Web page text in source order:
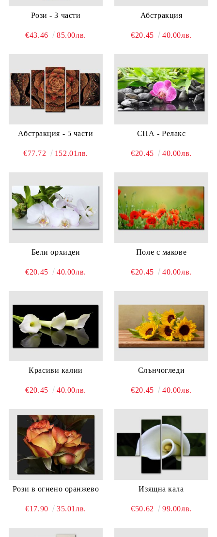
Рози - 3 части
€43.46 85.00лв.
Абстракция
€20.45 40.00лв.
Абстракция - 5 части
€77.72 152.01лв.
СПА - Релакс
€20.45 40.00лв.
Бели орхидеи
€20.45 40.00лв.
Поле с макове
€20.45 40.00лв.
Красиви калии
€20.45 40.00лв.
Слънчогледи
€20.45 40.00лв.
Рози в огнено оранжево
€17.90 35.01лв.
Изящна кала
€50.62 99.00лв.